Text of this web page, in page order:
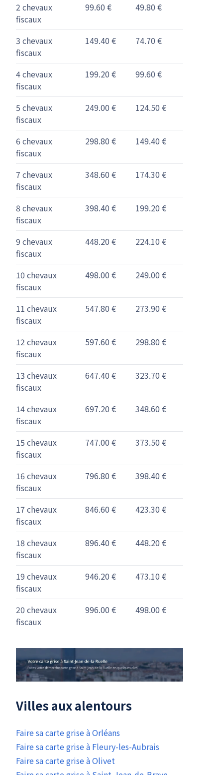
2 chevaux
fiscaux
99.60 € 49.80 €
3 chevaux
fiscaux
149.40 € 74.70 €
4 chevaux
fiscaux
199.20 € 99.60 €
5 chevaux
fiscaux
249.00 € 124.50 €
6 chevaux
fiscaux
298.80 € 149.40 €
7 chevaux
fiscaux
348.60 € 174.30 €
8 chevaux
fiscaux
398.40 € 199.20 €
9 chevaux
fiscaux
448.20 € 224.10 €
10 chevaux
fiscaux
498.00 € 249.00 €
11 chevaux
fiscaux
547.80 € 273.90 €
12 chevaux
fiscaux
597.60 € 298.80 €
13 chevaux
fiscaux
647.40 € 323.70 €
14 chevaux
fiscaux
697.20 € 348.60 €
15 chevaux
fiscaux
747.00 € 373.50 €
16 chevaux
fiscaux
796.80 € 398.40 €
17 chevaux
fiscaux
846.60 € 423.30 €
18 chevaux
fiscaux
896.40 € 448.20 €
19 chevaux
fiscaux
946.20 € 473.10 €
20 chevaux
fiscaux
996.00 € 498.00 €
Villes aux alentours
Faire sa carte grise à Orléans
Faire sa carte grise à Fleury-les-Aubrais
Faire sa carte grise à Olivet